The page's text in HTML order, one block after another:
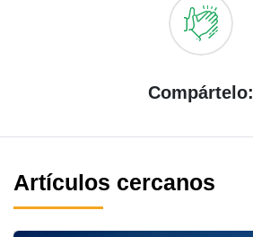
Compártelo:
Artículos cercanos